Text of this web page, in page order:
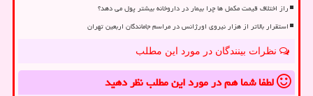
راز اختلاف قیمت مکمل ها چرا بیمار در داروخانه بیشتر پول می دهد؟
استقرار بالاتر از هزار نیروی اورژانس در مراسم جاماندگان اربعین تهران
نظرات بینندگان در مورد این مطلب
لطفا شما همدر مورد این مطلبنظر دهید